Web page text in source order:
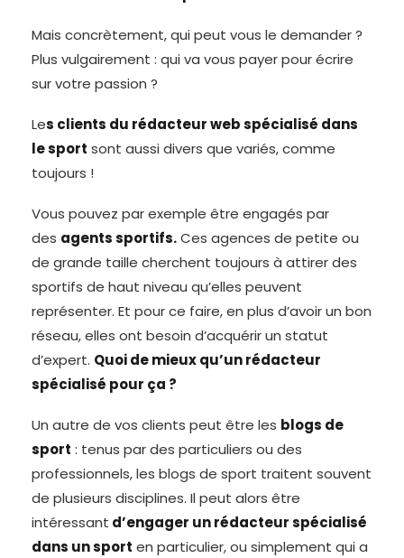
Mais concrètement, qui peut vous le demander ?
Plus vulgairement : qui va vous payer pour écrire
sur votre passion ?
Les clients du rédacteur web spécialisé dans
le sport sont aussi divers que variés, comme
toujours !
Vous pouvez par exemple être engagés par
des agents sportifs.Ces agences de petite ou
de grande taille cherchent toujours à attirer des
sportifs de haut niveau qu’elles peuvent
représenter. Et pour ce faire, en plus d’avoir un bon
réseau, elles ont besoin d’acquérir un statut
d’expert. Quoi de mieux qu’un rédacteur
spécialisé pour ça ?
Un autre de vos clients peut être les blogs de
sport : tenus par des particuliers ou des
professionnels, les blogs de sport traitent souvent
de plusieurs disciplines. Il peut alors être
intéressant d’engager un rédacteur spécialisé
dans un sport en particulier, ou simplement qui a